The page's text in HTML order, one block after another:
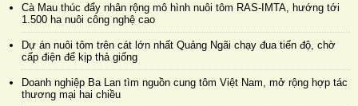
Cà Mau thúc đẩy nhân rộng mô hình nuôi tôm RAS-IMTA, hướng tới
1.500 ha nuôi công nghệ cao
Dự án nuôi tôm trên cát lớn nhất Quảng Ngãi chạy đua tiến độ, chờ
cấp điện để kịp thả giống
Doanh nghiệp Ba Lan tìm nguồn cung tôm Việt Nam, mở rộng hợp tác
thương mại hai chiều